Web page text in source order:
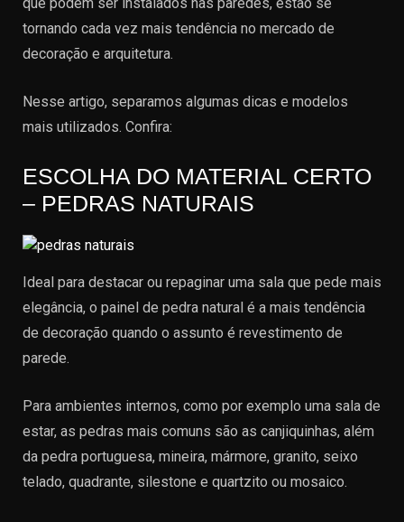
tornando cada vez mais tendência no mercado de
decoração e arquitetura.
Nesse artigo, separamos algumas dicas e modelos
mais utilizados. Confira:
ESCOLHA DO MATERIAL CERTO
– PEDRAS NATURAIS
Ideal para destacar ou repaginar uma sala que pede mais
elegância, o painel de pedra natural é a mais tendência
de decoração quando o assunto é revestimento de
parede.
Para ambientes internos, como por exemplo uma sala de
estar, as pedras mais comuns são as canjiquinhas, além
da pedra portuguesa, mineira, mármore, granito, seixo
telado, quadrante, silestone e quartzito ou mosaico.